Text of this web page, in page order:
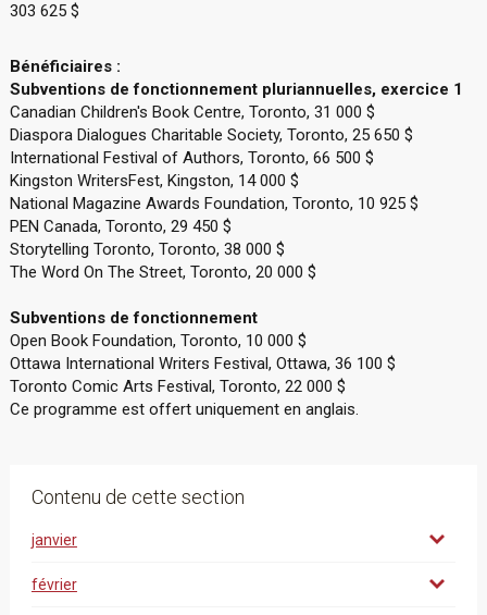
303 625 $
Bénéficiaires :
Subventions de fonctionnement pluriannuelles, exercice 1
Canadian Children's Book Centre, Toronto, 31 000 $
Diaspora Dialogues Charitable Society, Toronto, 25 650 $
International Festival of Authors, Toronto, 66 500 $
Kingston WritersFest, Kingston, 14 000 $
National Magazine Awards Foundation, Toronto, 10 925 $
PEN Canada, Toronto, 29 450 $
Storytelling Toronto, Toronto, 38 000 $
The Word On The Street, Toronto, 20 000 $
Subventions de fonctionnement
Open Book Foundation, Toronto, 10 000 $
Ottawa International Writers Festival, Ottawa, 36 100 $
Toronto Comic Arts Festival, Toronto, 22 000 $
Ce programme est offert uniquement en anglais.
Contenu de cette section
janvier
février